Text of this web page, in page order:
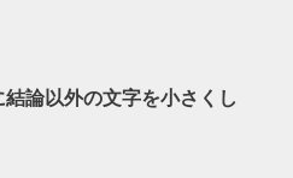
論以外の文字を小さくし